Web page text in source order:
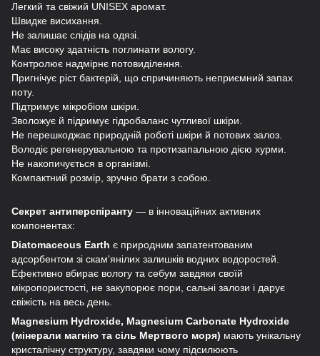
Легкий та свіжий UNISEX аромат.
Швидке висихання.
Не залишає слідів на одязі.
Має високу здатність поглинати вологу.
Контролює надмірнє потовиділення.
Пригнічує ріст бактерій, що спричиняють неприємний запах
поту.
Підтримує мікробіом шкіри.
Зволожує й підримує гідробаланс чутливої шкіри.
Не перешкоджає природній роботі шкіри й потових залоз.
Володіє регенерувальною та протизапальною дією хурми.
Не накопичується в організмі.
Компактний розмір, зручно брати з собою.
Секрет антиперспіранту — в інноваційних активних
компонентах:
Diatomaceous Earth є природним запатентованим
адсорбентом зі скам'янілих залишків водних водоростей.
Ефективно вбирає вологу та себум завдяки своїй
мікропористості, не закупорює пори, сальні залози і дарує
свіжість на весь день.
Magnesium Hydroxide, Magnesium Carbonate Hydroxide
(мінерали магнію та сіль Мертвого моря) мають унікальну
кристалічну структуру, завдяки чому підсилюють